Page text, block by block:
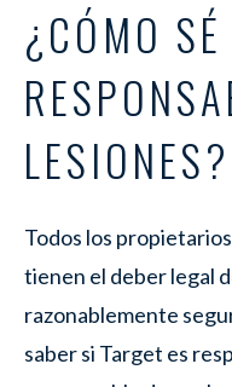
¿CÓMO
LESIONES?
Todos los
tienen el deber legal
razonablemente
saber si Target es